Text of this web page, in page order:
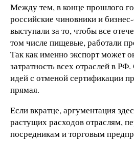
Между тем, в конце прошлого
российские чиновники и
выступали за то, чтобы все
том числе пищевые, работали
Так как именно экспорт может
затратность всех отраслей в
идей с отменой сертификации
прямая.
Если вкратце, аргументация
растущих расходов отраслям,
посредникам и торговым